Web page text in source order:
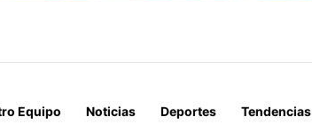
CONGELA ESTA SEMANA SEGÚN REPORTE DE ENAP
Equipo Noticias Deportes Tendencias